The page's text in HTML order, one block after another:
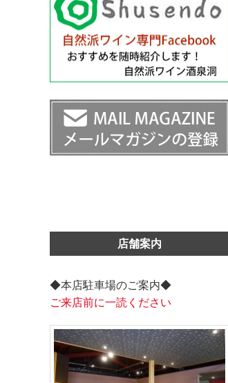
店舗案内
◆本店駐車場のご案内◆
ご来店前に一読ください